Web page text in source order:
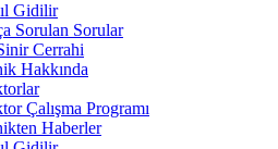
Gidilir
Sorulan Sorular
Cerrahi
Hakkında
Çalışma Programı
Haberler